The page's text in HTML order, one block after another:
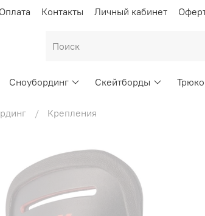
Оплата Контакты Личный кабинет
Сноубординг Скейтборды
Крепления